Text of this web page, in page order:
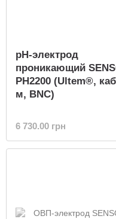
pH-электрод
проникающий
PH2200 (Ultem®,
м, BNC)
6 730.00 грн